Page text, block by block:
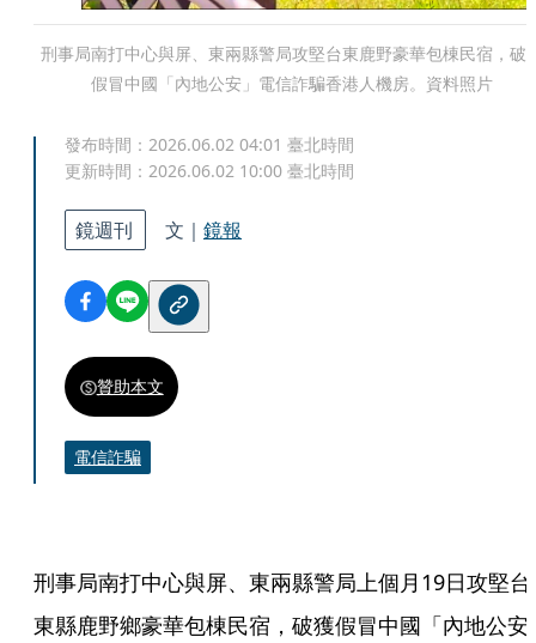
刑事局南打中心與屏、東兩縣警局攻堅台東鹿野豪華包棟民宿，破
假冒中國「內地公安」電信詐騙香港人機房。資料照片
發布時間： 2026.06.02 04:01 臺北時間
更新時間： 2026.06.02 10:00 臺北時間
鏡週刊 文｜ 鏡報
贊助本文
電信詐騙
刑事局南打中心與屏、東兩縣警局上個月19日攻堅台
東縣鹿野鄉豪華包棟民宿，破獲假冒中國「內地公安